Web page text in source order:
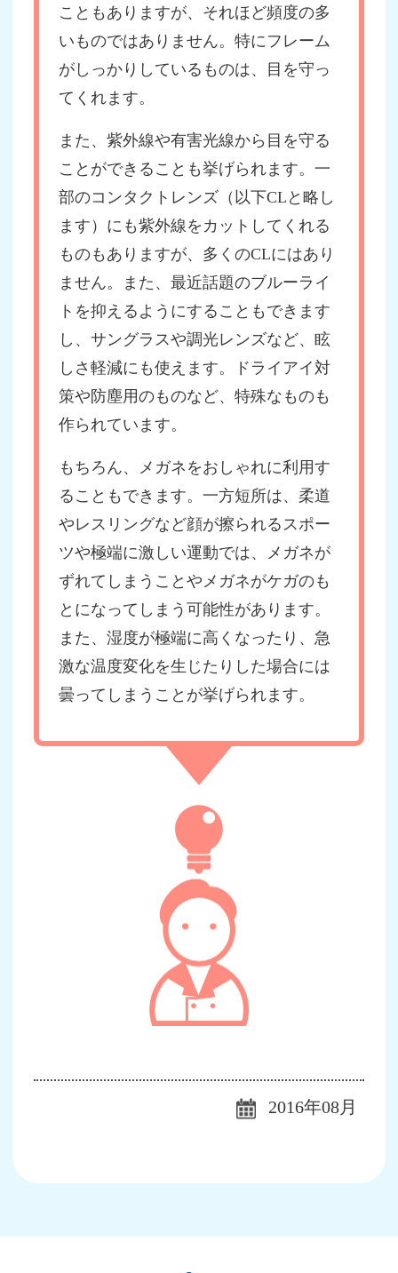
こともありますが、それほど頻度の多
いものではありません。特にフレーム
がしっかりしているものは、目を守っ
てくれます。
また、紫外線や有害光線から目を守る
ことができることも挙げられます。一
部のコンタクトレンズ（以下CLと略し
ます）にも紫外線をカットしてくれる
ものもありますが、多くのCLにはあり
ません。また、最近話題のブルーライ
トを抑えるようにすることもできます
し、サングラスや調光レンズなど、眩
しさ軽減にも使えます。ドライアイ対
策や防塵用のものなど、特殊なものも
作られています。
もちろん、メガネをおしゃれに利用す
ることもできます。一方短所は、柔道
やレスリングなど顔が擦られるスポー
ツや極端に激しい運動では、メガネが
ずれてしまうことやメガネがケガのも
とになってしまう可能性があります。
また、湿度が極端に高くなったり、急
激な温度変化を生じたりした場合には
曇ってしまうことが挙げられます。
2016年08月